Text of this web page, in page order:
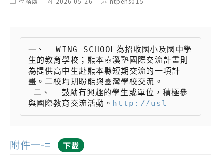
author:
一、  WING SCHOOL為招收國小及國中學
生的教育學校；熊本壺溪塾國際交流計畫則
為提供高中生赴熊本縣短期交流的一項計
畫。二校均期盼能與臺灣學校交流。
與國際教育交流活動。 http://usl
附件一-= 下載